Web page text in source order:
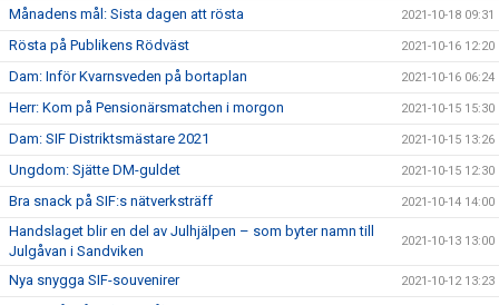
Månadens mål: Sista dagen att rösta 2021-10-18 09:31
Rösta på Publikens Rödväst 2021-10-16 12:20
Dam: Inför Kvarnsveden på bortaplan 2021-10-16 06:24
Herr: Kom på Pensionärsmatchen i morgon 2021-10-15 15:30
Dam: SIF Distriktsmästare 2021 2021-10-15 13:26
Ungdom: Sjätte DM-guldet 2021-10-15 12:30
Bra snack på SIF:s nätverksträff 2021-10-14 14:00
Handslaget blir en del av Julhjälpen – som byter namn till
Julgåvan i Sandviken
2021-10-13 13:00
Nya snygga SIF-souvenirer 2021-10-12 13:23